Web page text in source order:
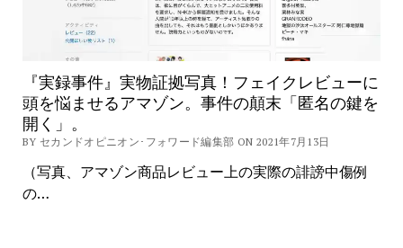
『実録事件』実物証拠写真！フェイクレビューに
頭を悩ませるアマゾン。事件の顛末「匿名の鍵を
開く」。
BY セカンドオピニオン･フォワード編集部 ON 2021年7月13日
（写真、アマゾン商品レビュー上の実際の誹謗中傷例
の…